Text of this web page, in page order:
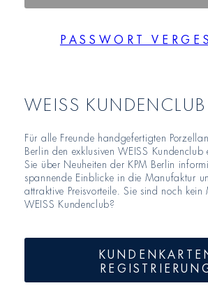
PASSWORT
WEISS KUNDENCLUB
Für alle Freunde handgefertigten
Berlin den exklusiven WEISS
Sie über Neuheiten der KPM Berlin
spannende Einblicke in die Manufaktur
attraktive Preisvorteile. Sie sind noch
WEISS Kundenclub?